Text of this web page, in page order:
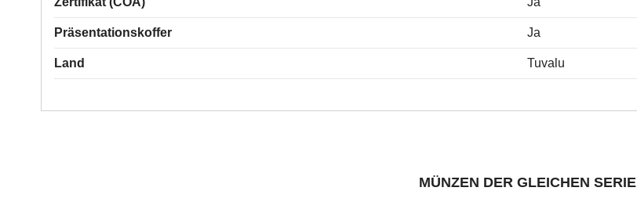
Präsentationskoffer Ja
Land Tuvalu
MÜNZEN DER GLEICHEN SERIE